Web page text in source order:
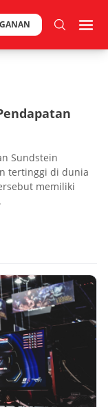
Sundstein
tertinggi di dunia
memiliki